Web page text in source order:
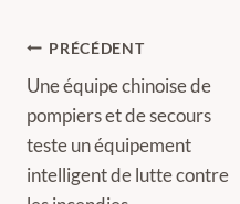
Navigation
de
l’article
PRÉCÉDENT
Une équipe chinoise de
pompiers et de secours
teste un équipement
intelligent de lutte contre